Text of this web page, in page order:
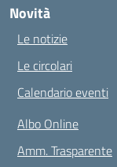
Novità
Le notizie
Le circolari
Calendario eventi
Albo Online
Amm. Trasparente